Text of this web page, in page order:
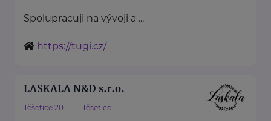
Spolupracuji na vývoji a ...
https://tugi.cz/
LASKALA N&D s.r.o.
Těšetice 20 Těšetice